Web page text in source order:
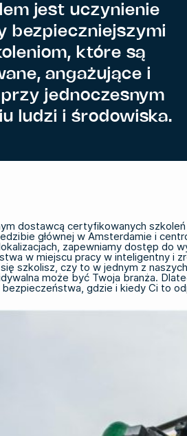
jest uczynienie
bezpieczniejszymi
które są
angażujące i
jednoczesnym
ludzi i środowiska.
dostawcą certyfikowanych
głównej w Amsterdamie i
zapewniamy dostęp do
w miejscu pracy w inteligentny i
szkolisz, czy to w jednym z
może być Twoja branża.
gdzie i kiedy Ci to